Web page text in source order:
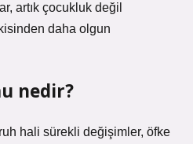
artık çocukluk değil
daha olgun
nedir?
hali sürekli değişimler, öfke